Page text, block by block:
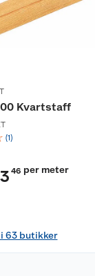
Kvartstaff
(1)
46 per meter
i 63 butikker